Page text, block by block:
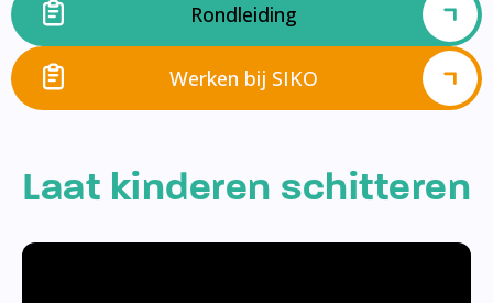
Rondleiding
Werken bij SIKO
Laat kinderen schitteren